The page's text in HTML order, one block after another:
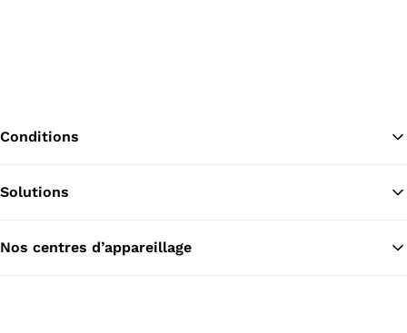
Conditions
Solutions
Nos centres d’appareillage